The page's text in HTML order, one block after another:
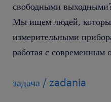
свободными
Мы ищем людей,
измерительными
работая с современным
задача / zadania